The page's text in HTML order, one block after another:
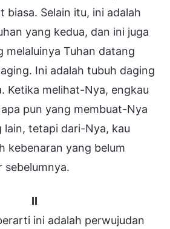
biasa. Selain itu, ini adalah
yang kedua, dan ini juga
melaluinya Tuhan datang
Ini adalah tubuh daging
Ketika melihat-Nya, engkau
pun yang membuat-Nya
lain, tetapi dari-Nya, kau
kebenaran yang belum
sebelumnya.
II
ini adalah perwujudan